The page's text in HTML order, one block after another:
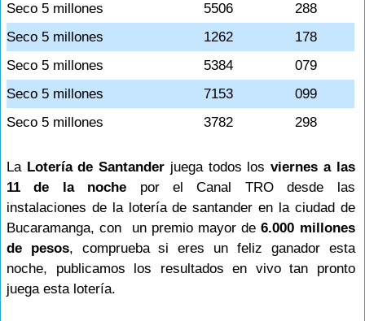
Seco 5 millones
5506
288
Seco 5 millones
1262
178
Seco 5 millones
5384
079
Seco 5 millones
7153
099
Seco 5 millones
3782 298
La Lotería de Santander juega todos losviernes a las
11 de la noche por el Canal TRO desde las
instalaciones de la lotería de santander en la ciudad de
Bucaramanga, con un premio mayor de6.000 millones
de pesos, comprueba si eres un feliz ganador esta
noche, publicamos los resultados en vivo tan pronto
juega esta lotería.